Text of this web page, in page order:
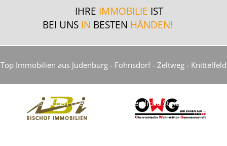
IHRE IMMOBILIE IST
BEI UNS IN BESTEN HÄNDEN!
Top Immobilien aus Judenburg - Fohnsdorf - Zeltweg - Knittelfeld
- Weißkirchen - Leoben und die restliche Steiermark...